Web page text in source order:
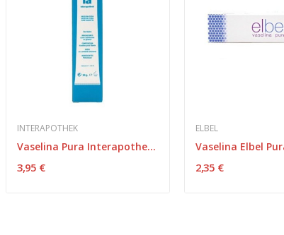
INTERAPOTHEK
Vaselina Pura Interapothek 60 G
3,95 €
ELBEL
2,35 €